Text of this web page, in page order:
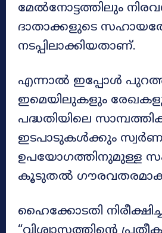
മേൽനോട്ടത്തിലും
ദാതാക്കളുടെ
നടപ്പിലാക്കിയതാണ്.
എന്നാൽ ഇപ്പോൾ
ഇമെയിലുകളും
പദ്ധതിയിലെ
ഇടപാടുകൾക്കും
ഉപയോഗത്തിനുമുള്ള
കൂടുതൽ
ഹൈക്കോടതി